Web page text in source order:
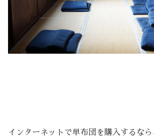
インターネットで単布団を購入するな